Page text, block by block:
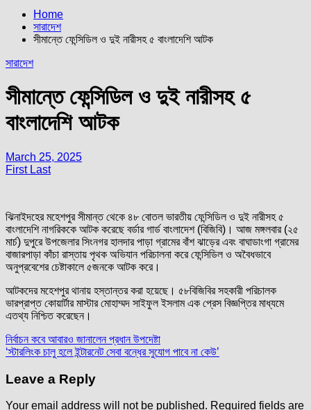
Home
সারাদেশ
সীমান্তে ফেন্সিডিল ও দুই নারীসহ ৫ বাংলাদেশি আটক
সারাদেশ
সীমান্তে ফেন্সিডিল ও দুই নারীসহ ৫
বাংলাদেশি আটক
March 25, 2025
First Last
ঝিনাইদহের মহেশপুর সীমান্ত থেকে ৪৮ বোতল ভারতীয় ফেন্সিডিল ও দুই নারীসহ ৫
বাংলাদেশি নাগরিককে আটক করেছে বর্ডার গার্ড বাংলাদেশ (বিজিবি)। আজ মঙ্গলবার (২৫
মার্চ) দুপুরে উপজেলার সিংনগর হালদার পাড়া গ্রামের বাঁশ ঝাড়ের এবং বাঘাডাংগা গ্রামের
বাজারপাড়া কাঁচা রাস্তায় পৃথক অভিযান পরিচালনা করে ফেন্সিডিল ও অবৈধভাবে
অনুপ্রবেশের চেষ্টাকালে ৫জনকে আটক করে।
আটকদের মহেশপুর থানায় হস্তান্তর করা হয়েছে। ৫৮বিজিবির সহকারী পরিচালক
ভারপ্রাপ্ত কোয়ার্টার মাস্টার মোহাম্মদ সাইফুল ইসলাম এক প্রেস বিজ্ঞপ্তির মাধ্যমে
এতথ্য নিশ্চিত করেছেন।
Post
navigation
নির্বাচন কবে আবারও জানালেন প্রধান উপদেষ্টা
‘স্টারলিংক চালু হলে ইন্টারনেট সেবা বন্ধের সুযোগ পাবে না কেউ’
Leave a Reply
Your email address will not be published. Required fields are